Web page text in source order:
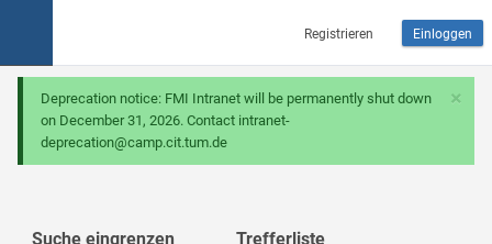
Registrieren Einloggen
×
Deprecation notice: FMI Intranet will be permanently shut down
on December 31, 2026. Contact intranet-
deprecation@camp.cit.tum.de
Suche eingrenzen Trefferliste